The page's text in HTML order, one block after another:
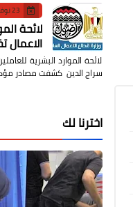
23 نوفمبر 2022
لائحة
الاعمال
لائحة الموارد البشرية
سراج الدين كشفت مصادر
اخترنا لك